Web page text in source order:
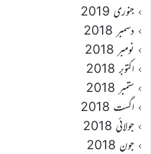
جنوری 2019
دسمبر 2018
نومبر 2018
اکتوبر 2018
ستمبر 2018
اگست 2018
جولائی 2018
جون 2018